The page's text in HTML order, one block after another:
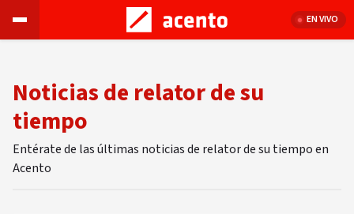
EN VIVO
Noticias de relator de su
tiempo
Entérate de las últimas noticias de relator de su tiempo en
Acento